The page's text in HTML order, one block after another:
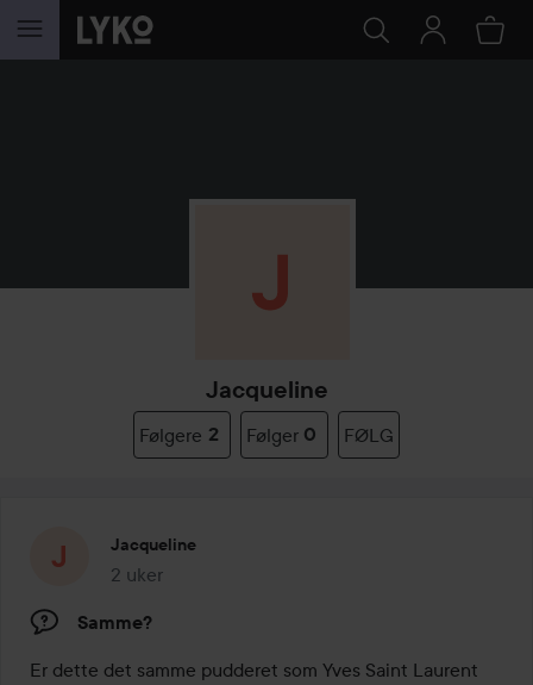
GÅ TIL INNHOLD
Jacqueline
Følgere 2 Følger 0 FØLG
Jacqueline
2 uker
Innlegget ble opprettet 2 uker
Samme?
Er dette det samme pudderet som Yves Saint Laurent